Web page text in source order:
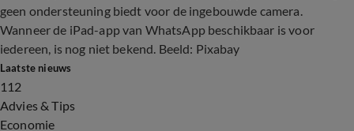
geen ondersteuning biedt voor de ingebouwde camera.
Wanneer de iPad-app van WhatsApp beschikbaar is voor
iedereen, is nog niet bekend. Beeld: Pixabay
Laatste nieuws
112
Advies & Tips
Economie